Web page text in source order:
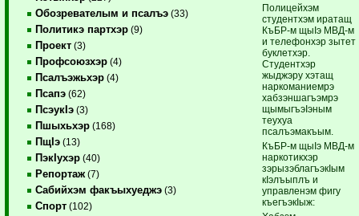
Обозревателым и псалъэ (33)
Политикэ партхэр (9)
Проект (3)
Профсоюзхэр (4)
Псалъэжьхэр (4)
Псапэ (62)
ПсэукIэ (3)
Пшыхьхэр (168)
ПщIэ (13)
ПэкIухэр (40)
Репортаж (7)
Сабийхэм факъыхуеджэ (3)
Спорт (102)
Полицейхэм
студентхэм иратащ
КъБР-м щыIэ МВД-м
и телефонхэр зытет
буклетхэр.
Студентхэр
жыджэру хэтащ
наркоманиемрэ
хабзэншагъэмрэ
щымыгъэIэным
теухуа
псалъэмакъым.
КъБР-м щыIэ МВД-м
наркотикхэр
зэрызэблагъэкIым
кIэлъыплъ и
управленэм фигу
къегъэкIыж: